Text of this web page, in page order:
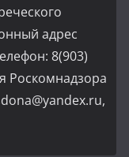
адрес
8(903)
Роскомнадзора